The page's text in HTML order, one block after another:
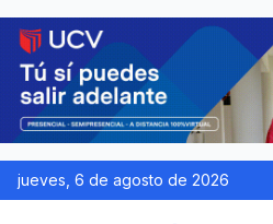
jueves, 6 de agosto de 2026